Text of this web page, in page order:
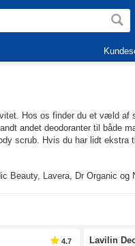
Hos os finder du et væld af
andet deodoranter til både
scrub. Hvis du har lidt
Beauty, Lavera, Dr Organic og
4.7
Lavilin